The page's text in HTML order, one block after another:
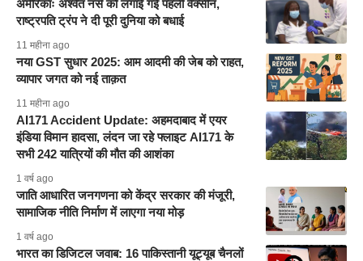
अमेरिकाः अश्वेत नर्स को लगाई गई पहली वैक्सीन,
राष्ट्रपति ट्रंप ने दी पूरी दुनिया को बधाई
11 महीना ago
नया GST सुधार 2025: आम आदमी की जेब को राहत,
व्यापार जगत को नई ताक़त
11 महीना ago
AI171 Accident Update: अहमदाबाद में एयर
इंडिया विमान हादसा, लंदन जा रहे फ्लाइट AI171 के
सभी 242 यात्रियों की मौत की आशंका
1 वर्ष ago
जाति आधारित जनगणना को केंद्र सरकार की मंजूरी,
सामाजिक नीति निर्माण में लाएगा नया मोड़
1 वर्ष ago
भारत का डिजिटल जवाब: 16 पाकिस्तानी यूट्यूब चैनलों